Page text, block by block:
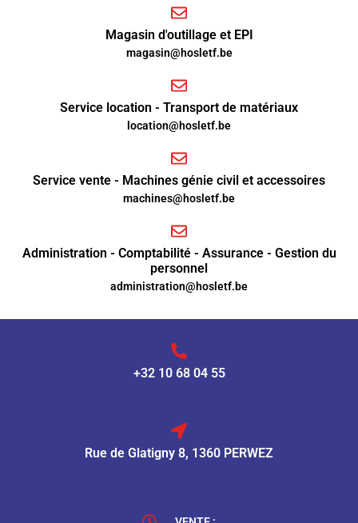
Magasin d'outillage et EPI
magasin@hosletf.be
Service location - Transport de matériaux
location@hosletf.be
Service vente - Machines génie civil et accessoires
machines@hosletf.be
Administration - Comptabilité - Assurance - Gestion du
personnel
administration@hosletf.be
+32 10 68 04 55
Rue de Glatigny 8, 1360 PERWEZ